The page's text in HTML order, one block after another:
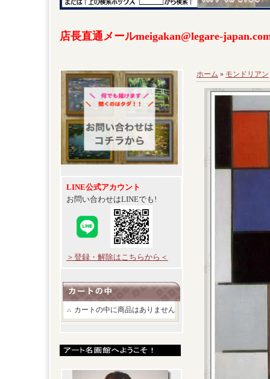
店長直通メールmeigakan@legare-
LINE公式アカウント
お問い合わせはLINEでも!
＞登録・解除はこちらから＜
カートの中に商品はありません
ホーム » モンドリアン